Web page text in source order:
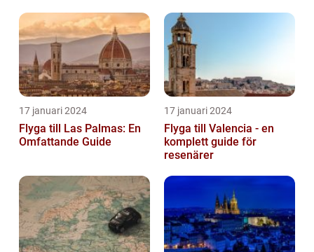
17 januari 2024
Flyga till Las Palmas: En
Omfattande Guide
17 januari 2024
Flyga till Valencia - en
komplett guide för
resenärer